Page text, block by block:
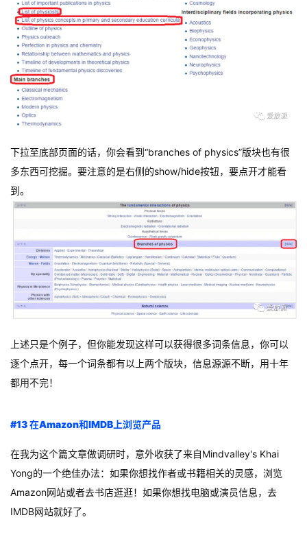
下拉至底部页面的话，你会看到“branches of physics”版块也有很
多东西可挖掘。要注意的是右侧的show/hide按钮，要点开才能看
到。
上述只是个例子，但你能发现这样可以获得很多词条信息，你可以
逐个点开，每一个词条都有以上两个版块，信息源源不断，用十年
都用不完！
#13 在Amazon和IMDB上浏览产品
在我为这个篇文章做调研时，意外收获了来自Mindvalley's Khai
Yong的一个绝佳办法：如果你想找作者或书籍相关的灵感，浏览
Amazon网站或者去书店逛逛！如果你想找电脑或演员信息，去
IMDB网站就好了。